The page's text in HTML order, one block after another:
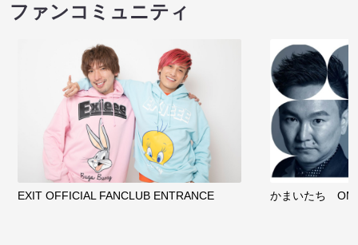
ファンコミュニティ
EXIT OFFICIAL FANCLUB ENTRANCE かまいたち